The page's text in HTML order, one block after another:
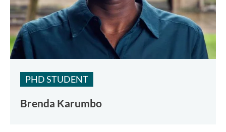
PHD STUDENT
Brenda Karumbo